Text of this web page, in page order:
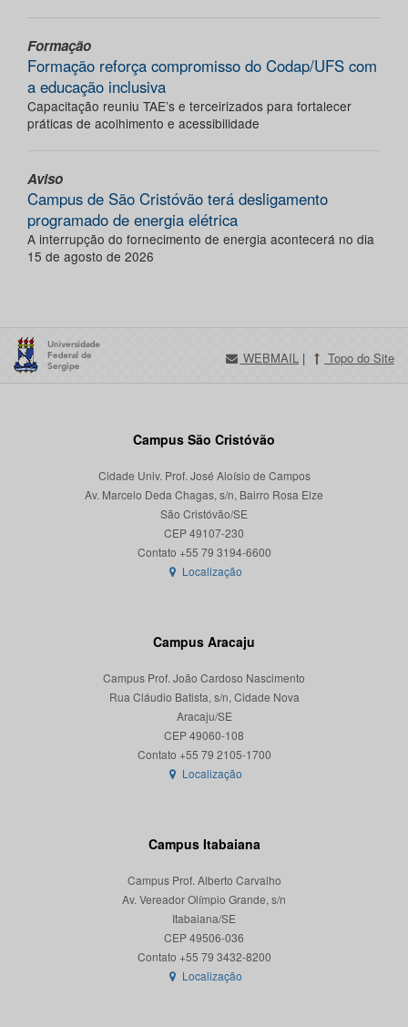
Formação
Formação reforça compromisso do Codap/UFS com
a educação inclusiva
Capacitação reuniu TAE’s e terceirizados para fortalecer
práticas de acolhimento e acessibilidade
Aviso
Campus de São Cristóvão terá desligamento
programado de energia elétrica
A interrupção do fornecimento de energia acontecerá no dia
15 de agosto de 2026
WEBMAIL | Topo do Site
Campus São Cristóvão
Cidade Univ. Prof. José Aloísio de Campos
Av. Marcelo Deda Chagas, s/n, Bairro Rosa Elze
São Cristóvão/SE
CEP 49107-230
Localização
Campus Aracaju
Campus Prof. João Cardoso Nascimento
Rua Cláudio Batista, s/n, Cidade Nova
Aracaju/SE
CEP 49060-108
Localização
Campus Itabaiana
Campus Prof. Alberto Carvalho
Av. Vereador Olímpio Grande, s/n
Itabaiana/SE
CEP 49506-036
Localização